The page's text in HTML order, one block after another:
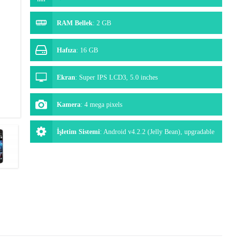
RAM Bellek: 2 GB
Hafıza: 16 GB
Ekran: Super IPS LCD3, 5.0 inches
Kamera: 4 mega pixels
İşletim Sistemi: Android v4.2.2 (Jelly Bean), upgradable
to v4.4.2 (KitKat)